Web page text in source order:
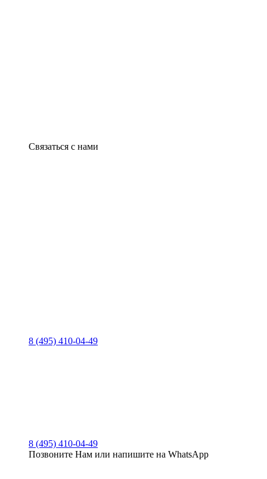
Связаться с нами
8 (495) 410-04-49
8 (495) 410-04-49
Позвоните Нам или напишите на WhatsApp